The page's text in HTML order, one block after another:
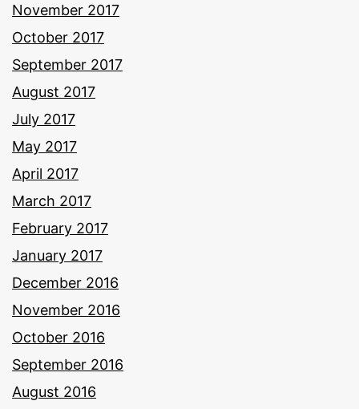
November 2017
October 2017
September 2017
August 2017
July 2017
May 2017
April 2017
March 2017
February 2017
January 2017
December 2016
November 2016
October 2016
September 2016
August 2016